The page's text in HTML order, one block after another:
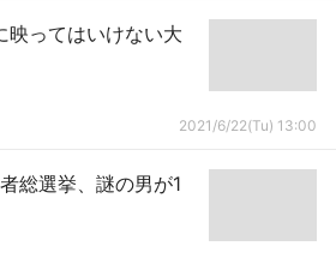
映ってはいけない大
2021/6/22(Tu) 13:00
総選挙、謎の男が1